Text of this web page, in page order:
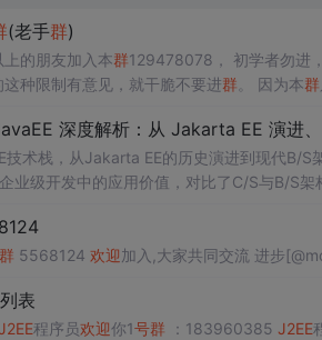
(老手群)
的朋友加入本群129478078， 初学者勿进
种限制有意见，就干脆不要进群 。 因为本群
深度解析：从 Jakarta EE 演进
技术栈，从Jakarta EE的历史演进到现代B/
业级开发中的应用价值，对比了C/S与B/S
基础编程到职业化的进阶转变。
群 5568124 欢迎
列表
程序员欢迎你1号群 ：183960385 J2EE